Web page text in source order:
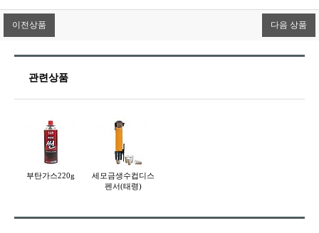
이전상품 다음 상품
관련상품
부탄가스220g
세모금생수컵디스
펜서(태령)